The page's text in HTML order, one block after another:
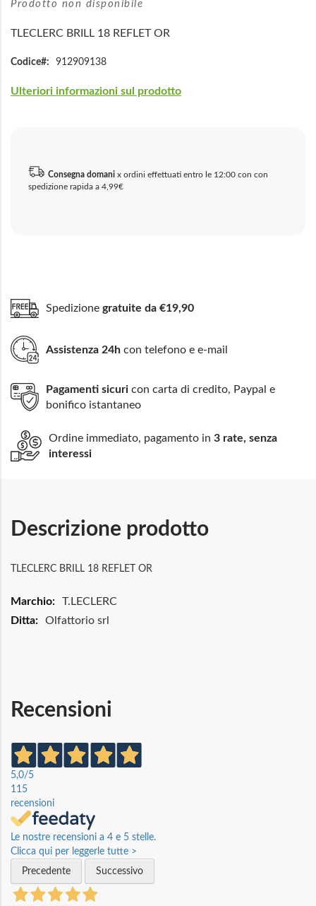
Prodotto non disponibile
TLECLERC BRILL 18 REFLET OR
Codice 912909138
Ulteriori informazioni sul prodotto
Consegna domani x ordini effettuati entro le 12:00 con con
spedizione rapida a 4,99€
Spedizione gratuite da €19,90
Assistenza 24h con telefono e e-mail
Pagamenti sicuri con carta di credito, Paypal e
bonifico istantaneo
Ordine immediato, pagamento in 3 rate, senza
interessi
Descrizione prodotto
TLECLERC BRILL 18 REFLET OR
Maggiori
T.LECLERC
Olfattorio srl
Recensioni
5,0/5
115
recensioni
Le nostre recensioni a 4 e 5 stelle.
Clicca qui per leggerle tutte >
Precedente
Successivo